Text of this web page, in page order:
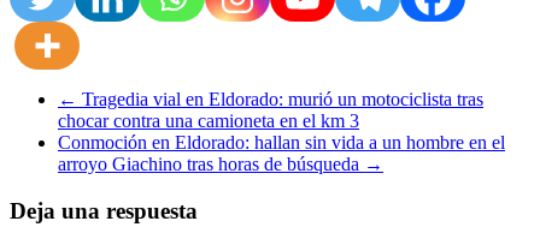
← Tragedia vial en Eldorado: murió un motociclista tras
chocar contra una camioneta en el km 3
Conmoción en Eldorado: hallan sin vida a un hombre en el
arroyo Giachino tras horas de búsqueda →
Deja una respuesta